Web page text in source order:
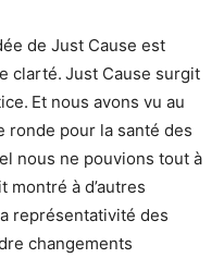
de Just Cause est
clarté. Just Cause surgit
Et nous avons vu au
ronde pour la santé des
nous ne pouvions tout à
montré à d’autres
représentativité des
changements